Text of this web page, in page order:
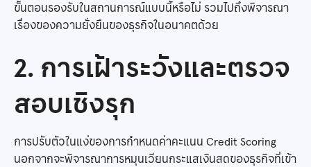
ขั้นตอนรองรับในสถานการณ์แบบนี้หรือไม่ รวมไปถึงพิจารณา
เรื่องของความยั่งยืนของธุรกิจในอนาคตด้วย
2. การเฝ้าระวังและตรวจ
สอบเชิงรุก
การปรับตัวในแง่ของการกำหนดค่าคะแนน Credit Scoring
นอกจากจะพิจารณาการหมุนเวียนกระแสเงินสดของธุรกิจที่เข้า